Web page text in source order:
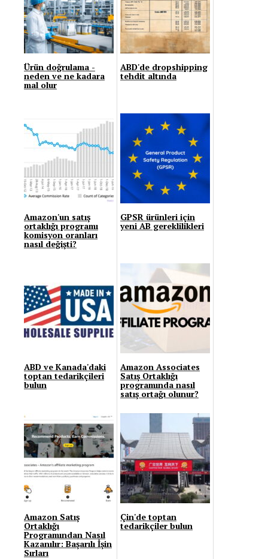
Ürün doğrulama -
neden ve ne kadara
mal olur
ABD'de dropshipping
tehdit altında
Amazon'un satış
ortaklığı programı
komisyon oranları
nasıl değişti?
GPSR ürünleri için
yeni AB gereklilikleri
ABD ve Kanada'daki
toptan tedarikçileri
bulun
Amazon Associates
Satış Ortaklığı
programında nasıl
satış ortağı olunur?
Amazon Satış
Ortaklığı
Programından Nasıl
Kazanılır: Başarılı İşin
Sırları
Çin'de toptan
tedarikçiler bulun